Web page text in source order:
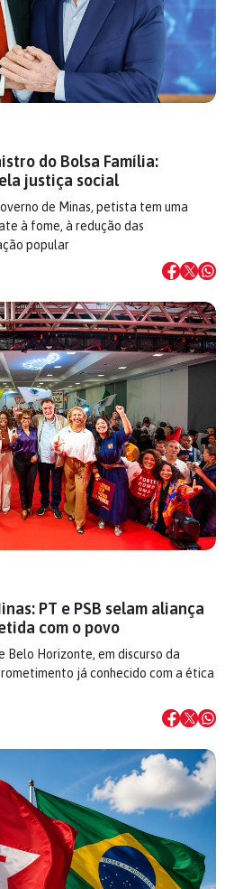
do Bolsa Família:
justiça social
de Minas, petista tem uma
à fome, à redução das
popular
PT e PSB selam aliança
com o povo
Belo Horizonte, em discurso da
já conhecido com a ética